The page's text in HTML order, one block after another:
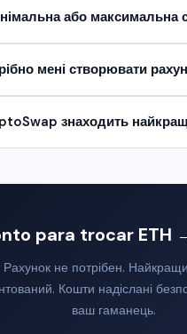
або максимальна
мені створювати
знаходить
para trocar ETH
Рахунок не потрібен.
Кошти надіслані
ваш гаманець.